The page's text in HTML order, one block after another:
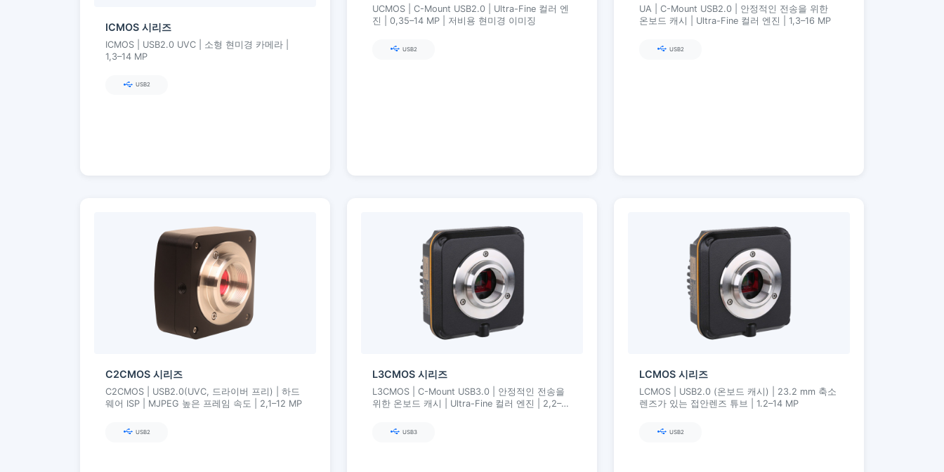
ICMOS 시리즈
ICMOS | USB2.0 UVC | 소형 현미경 카메라 |
1,3–14 MP
USB2
UCMOS | C-Mount USB2.0 | Ultra-Fine 컬러 엔
진 | 0,35–14 MP | 저비용 현미경 이미징
USB2
UA | C-Mount USB2.0 | 안정적인 전송을 위한
온보드 캐시 | Ultra-Fine 컬러 엔진 | 1,3–16 MP
USB2
C2CMOS 시리즈
C2CMOS | USB2.0(UVC, 드라이버 프리) | 하드
웨어 ISP | MJPEG 높은 프레임 속도 | 2,1–12 MP
USB2
L3CMOS 시리즈
L3CMOS | C-Mount USB3.0 | 안정적인 전송을
위한 온보드 캐시 | Ultra-Fine 컬러 엔진 | 2,2–12
USB3
LCMOS 시리즈
LCMOS | USB2.0 (온보드 캐시) | 23.2 mm 축소
렌즈가 있는 접안렌즈 튜브 | 1.2–14 MP
USB2